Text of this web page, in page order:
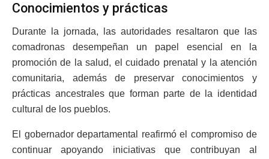
Conocimientos y prácticas
Durante la jornada, las autoridades resaltaron que las
comadronas desempeñan un papel esencial en la
promoción de la salud, el cuidado prenatal y la atención
comunitaria, además de preservar conocimientos y
prácticas ancestrales que forman parte de la identidad
cultural de los pueblos.
El gobernador departamental reafirmó el compromiso de
continuar apoyando iniciativas que contribuyan al